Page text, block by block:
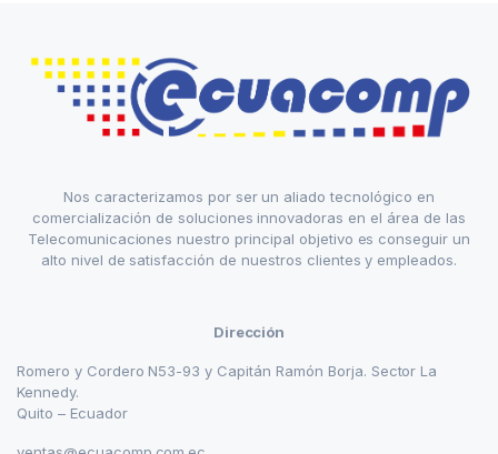
Nos caracterizamos por ser un aliado tecnológico en
comercialización de soluciones innovadoras en el área de las
Telecomunicaciones nuestro principal objetivo es conseguir un
alto nivel de satisfacción de nuestros clientes y empleados.
Dirección
Romero y Cordero N53-93 y Capitán Ramón Borja. Sector La
Kennedy.
Quito – Ecuador